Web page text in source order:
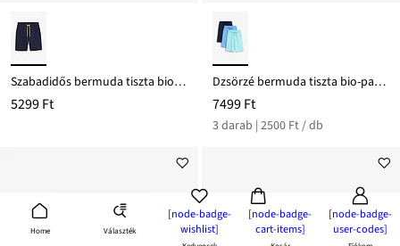
Home Választék
[node-badge-
wishlist]
[node-badge-
cart-items]
[node-badge-
user-codes]
Szabadidős bermuda tiszta bio-pamutból
5299 Ft
Dzsörzé bermuda tiszta bio-pamutból (3 db-os csomag)
7499 Ft
3 darab | 2500 Ft / db